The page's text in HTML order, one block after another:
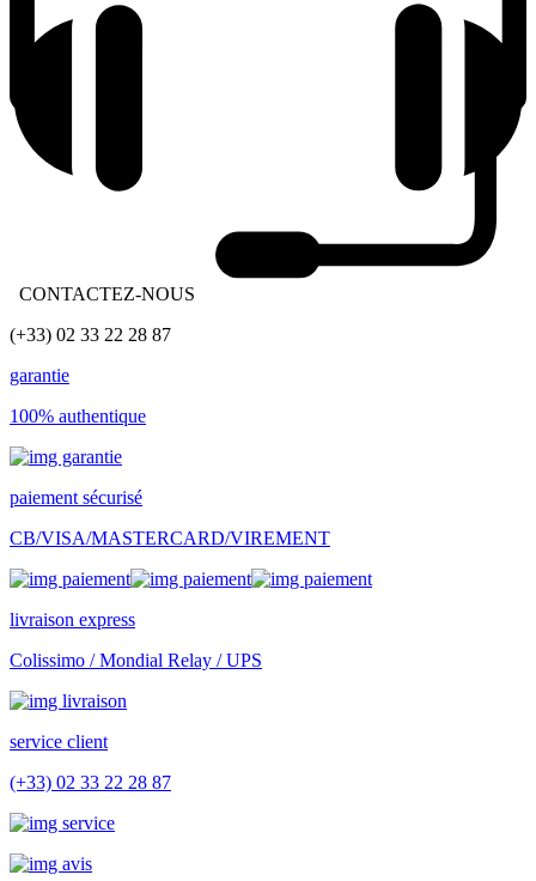
CONTACTEZ-NOUS
(+33) 02 33 22 28 87
garantie
100% authentique
paiement sécurisé
CB/VISA/MASTERCARD/VIREMENT
livraison express
Colissimo / Mondial Relay / UPS
service client
(+33) 02 33 22 28 87